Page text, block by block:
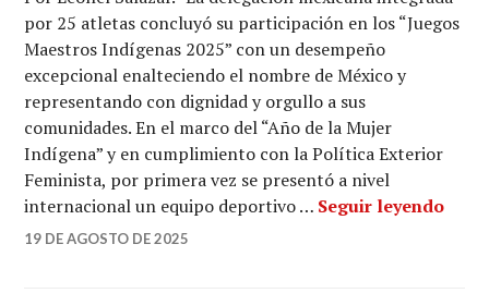
por 25 atletas concluyó su participación en los “Juegos
Maestros Indígenas 2025” con un desempeño
excepcional enalteciendo el nombre de México y
representando con dignidad y orgullo a sus
comunidades. En el marco del “Año de la Mujer
Indígena” y en cumplimiento con la Política Exterior
Feminista, por primera vez se presentó a nivel
internacional un equipo deportivo … Seguir leyendo
19 DE AGOSTO DE 2025